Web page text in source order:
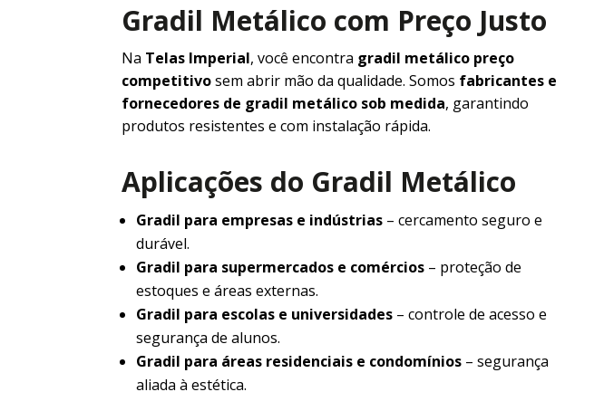
Gradil Metálico com Preço Justo
Na Telas Imperial, você encontra gradil metálico preço
competitivosem abrir mão da qualidade. Somos fabricantes e
fornecedores de gradil metálico sob medida, garantindo
produtos resistentes e com instalação rápida.
Aplicações do Gradil Metálico
Gradil para empresas e indústrias – cercamento seguro e
durável.
Gradil para supermercados e comércios – proteção de
estoques e áreas externas.
Gradil para escolas e universidades – controle de acesso e
segurança de alunos.
Gradil para áreas residenciais e condomínios – segurança
aliada à estética.